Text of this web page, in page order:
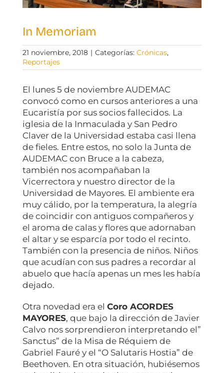
In Memoriam
21 noviembre, 2018 | Categorías: Crónicas,
Reportajes
El lunes 5 de noviembre AUDEMAC
convocó como en cursos anteriores a una
Eucaristía por sus socios fallecidos. La
iglesia de la Inmaculada y San Pedro
Claver de la Universidad estaba casi llena
de fieles. Entre estos, no solo la Junta de
AUDEMAC con Bruce a la cabeza,
también nos acompañaban la
Vicerrectora y nuestro director de la
Universidad de Mayores. El ambiente era
muy cálido, por la temperatura, la alegría
de coincidir con antiguos compañeros y
el aroma de calas y flores que adornaban
el altar y se esparcía por todo el recinto.
También con la presencia de niños. Niños
que acudían con sus padres a recordar al
abuelo que hacía apenas un mes les había
dejado.
Otra novedad era el Coro ACORDES
MAYORES, que bajo la dirección de Javier
Calvo nos sorprendieron interpretando el”
Sanctus” de la Misa de Réquiem de
Gabriel Fauré y el “O Salutaris Hostia” de
Beethoven. En otra situación, hubiésemos